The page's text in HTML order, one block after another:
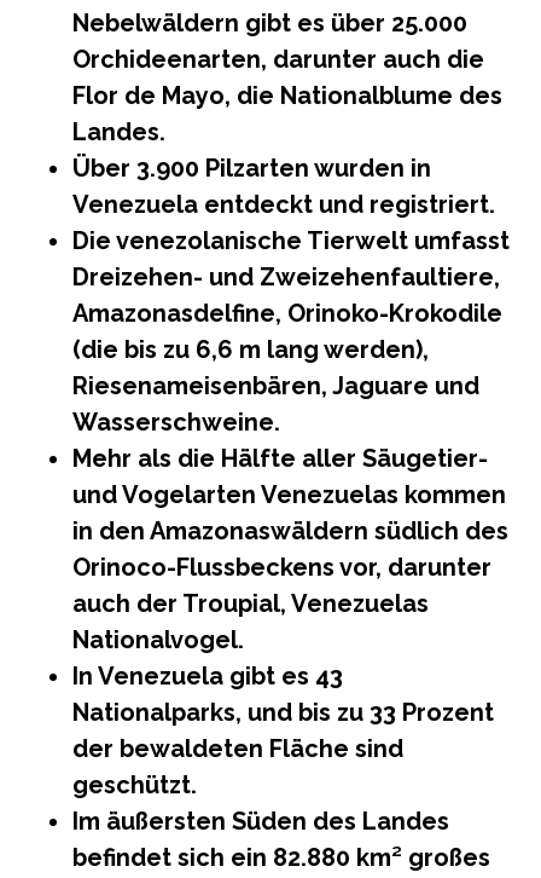
Nebelwäldern gibt es über 25.000
Orchideenarten, darunter auch die
Flor de Mayo, die Nationalblume des
Landes.
Über 3.900 Pilzarten wurden in
Venezuela entdeckt und registriert.
Die venezolanische Tierwelt umfasst
Dreizehen- und Zweizehenfaultiere,
Amazonasdelfine, Orinoko-Krokodile
(die bis zu 6,6 m lang werden),
Riesenameisenbären, Jaguare und
Wasserschweine.
Mehr als die Hälfte aller Säugetier-
und Vogelarten Venezuelas kommen
in den Amazonaswäldern südlich des
Orinoco-Flussbeckens vor, darunter
auch der Troupial, Venezuelas
Nationalvogel.
In Venezuela gibt es 43
Nationalparks, und bis zu 33 Prozent
der bewaldeten Fläche sind
geschützt.
Im äußersten Süden des Landes
befindet sich ein 82.880 km² großes